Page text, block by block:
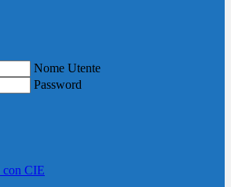
Nome Utente
Password
con CIE